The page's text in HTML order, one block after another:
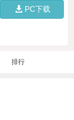
PC下载
排行